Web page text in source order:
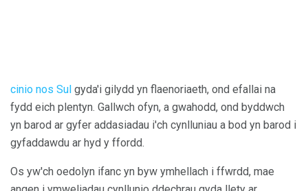
cinio nos Sul gyda'i gilydd yn flaenoriaeth, ond efallai na
fydd eich plentyn. Gallwch ofyn, a gwahodd, ond byddwch
yn barod ar gyfer addasiadau i'ch cynlluniau a bod yn barod i
gyfaddawdu ar hyd y ffordd.
Os yw'ch oedolyn ifanc yn byw ymhellach i ffwrdd, mae